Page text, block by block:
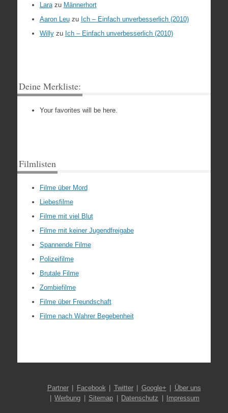
Larazu Männerhort
Aaron Leuzu Ich – Einfach unverbesserlich (2010)
Willyzu Ich – Einfach unverbesserlich (2010)
Deine Merkliste:
Your favorites will be here.
Filmlisten
Filme über Mord
Liebesfilme
Filme mit viel Blut
Filme mit keiner Jugendfreigabe
Spannende Filme
Polizeifilme
Brutale Filme
Zombiefilme
Filme über Freundschaft
Filme nach Wahrer Begebenheit
Partner Facebook Twitter Google+
Über uns
Werbung
Sitemap Datenschutz Impressum